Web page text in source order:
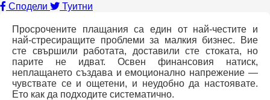
Сподели Туитни
Просрочените плащания са един от най-честите и
най-стресиращите проблеми за малкия бизнес. Вие
сте свършили работата, доставили сте стоката, но
парите не идват. Освен финансовия натиск,
неплащането създава и емоционално напрежение —
чувствате се и ощетени, и неудобно да настоявате.
Ето как да подходите систематично.